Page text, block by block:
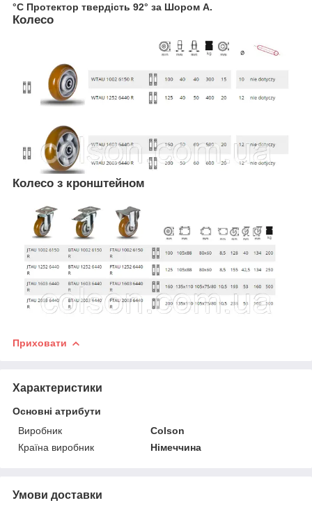
°C Протектор твердість 92° за Шором А.
Колесо
Колесо з кронштейном
Приховати
Характеристики
Основні атрибути
Виробник
Colson
Країна виробник
Німеччина
Умови доставки